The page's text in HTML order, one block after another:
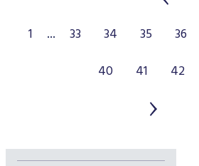
1 ... 33 34 35 36
40
41 42